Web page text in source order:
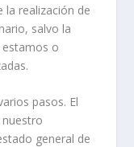
la realización de
salvo la
estamos o
pasos. El
general de